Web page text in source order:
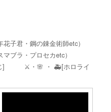
子君・鋼の錬金術師etc）
ブラ・プロセカetc）
じ] ⚔️・🌸 ・ 🚑[ホロライ